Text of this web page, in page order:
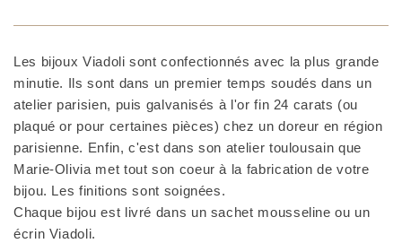
Les bijoux Viadoli sont confectionnés avec la plus grande
minutie. Ils sont dans un premier temps soudés dans un
atelier parisien, puis galvanisés à l'or fin 24 carats (ou
plaqué or pour certaines pièces) chez un doreur en région
parisienne. Enfin, c'est dans son atelier toulousain que
Marie-Olivia met tout son coeur à la fabrication de votre
bijou. Les finitions sont soignées.
Chaque bijou est livré dans un sachet mousseline ou un
écrin Viadoli.